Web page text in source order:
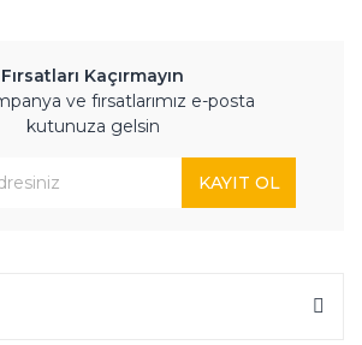
Fırsatları Kaçırmayın
ve fırsatlarımız e-posta
kutunuza gelsin
KAYIT OL